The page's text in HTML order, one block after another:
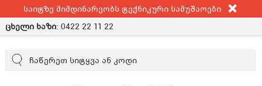
საიტზე მიმდინარეობს ტექნიკური სამუშაოები
ცხელი ხაზი: 0422 22 11 22